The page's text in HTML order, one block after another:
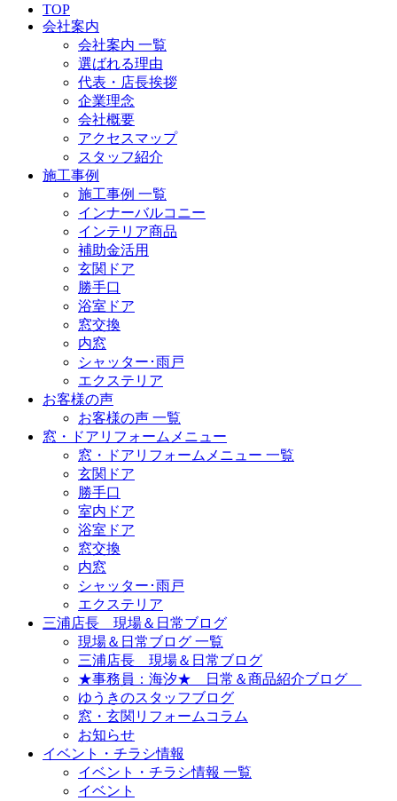
TOP
会社案内
会社案内 一覧
選ばれる理由
代表・店長挨拶
企業理念
会社概要
アクセスマップ
スタッフ紹介
施工事例
施工事例 一覧
インナーバルコニー
インテリア商品
補助金活用
玄関ドア
勝手口
浴室ドア
窓交換
内窓
シャッター･雨戸
エクステリア
お客様の声
お客様の声 一覧
窓・ドアリフォームメニュー
窓・ドアリフォームメニュー 一覧
玄関ドア
勝手口
室内ドア
浴室ドア
窓交換
内窓
シャッター･雨戸
エクステリア
三浦店長 現場＆日常ブログ
現場＆日常ブログ 一覧
三浦店長 現場＆日常ブログ
★事務員：海汐★ 日常＆商品紹介ブログ
ゆうきのスタッフブログ
窓・玄関リフォームコラム
お知らせ
イベント・チラシ情報
イベント・チラシ情報 一覧
イベント